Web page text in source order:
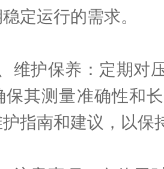
定运行的需求。
护保养：定期对压
保其测量准确性和
指南和建议，以保